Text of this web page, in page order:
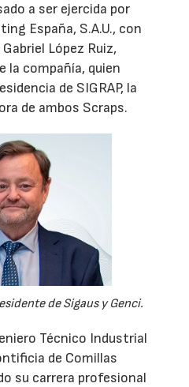
a ser ejercida por
España, S.A.U., con
López Ruiz,
la compañía, quien
de SIGRAP, la
de ambos Scraps.
de Sigaus y Genci.
Técnico Industrial
de Comillas
su carrera profesional